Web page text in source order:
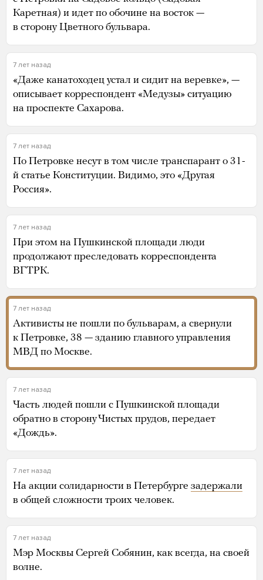
Каретная) и идет по обочине на восток —
в сторону Цветного бульвара.
7 лет назад
«Даже канатоходец устал и сидит на веревке», —
описывает корреспондент «Медузы» ситуацию
на проспекте Сахарова.
7 лет назад
По Петровке несут в том числе транспарант о 31-
й статье Конституции. Видимо, это «Другая
Россия».
7 лет назад
При этом на Пушкинской площади люди
продолжают преследовать корреспондента
ВГТРК.
7 лет назад
Активисты не пошли по бульварам, а свернули
к Петровке, 38 — зданию главного управления
МВД по Москве.
7 лет назад
Часть людей пошли с Пушкинской площади
обратно в сторону Чистых прудов, передает
«Дождь».
7 лет назад
На акции солидарности в Петербурге задержали
в общей сложности троих человек.
7 лет назад
Мэр Москвы Сергей Собянин, как всегда, на своей
волне.